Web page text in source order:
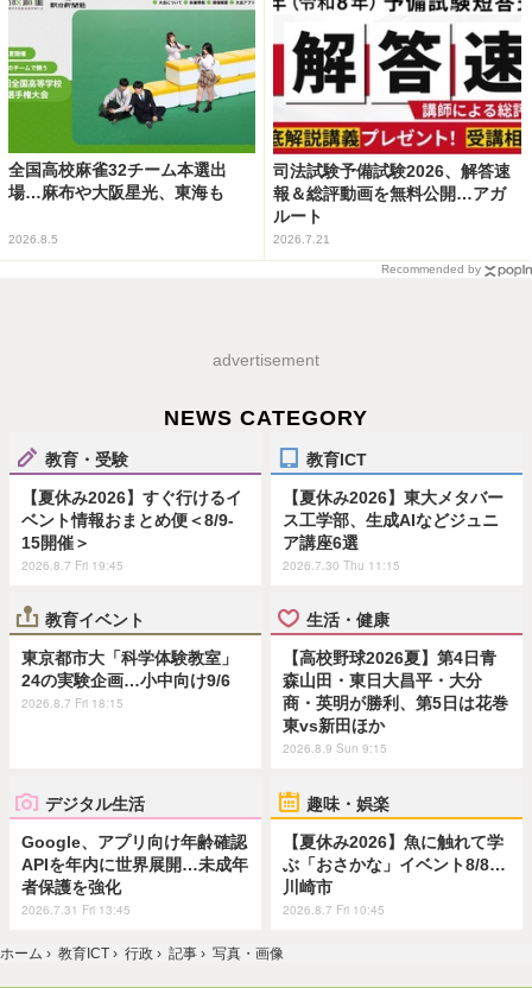
全国高校麻雀32チーム本選出
場…麻布や大阪星光、東海も
2026.8.5
司法試験予備試験2026、解答速
報＆総評動画を無料公開…アガ
ルート
2026.7.21
Recommended by
advertisement
NEWS CATEGORY
教育・受験
【夏休み2026】すぐ行けるイ
ベント情報おまとめ便＜8/9-
15開催＞
2026.8.7 Fri 19:45
教育ICT
【夏休み2026】東大メタバー
ス工学部、生成AIなどジュニ
ア講座6選
2026.7.30 Thu 11:15
教育イベント
東京都市大「科学体験教室」
24の実験企画…小中向け9/6
2026.8.7 Fri 18:15
生活・健康
【高校野球2026夏】第4日青
森山田・東日大昌平・大分
商・英明が勝利、第5日は花巻
東vs新田ほか
2026.8.9 Sun 9:15
デジタル生活
Google、アプリ向け年齢確認
APIを年内に世界展開…未成年
者保護を強化
2026.7.31 Fri 13:45
趣味・娯楽
【夏休み2026】魚に触れて学
ぶ「おさかな」イベント8/8…
川崎市
2026.8.7 Fri 10:45
ホーム › 教育ICT › 行政 › 記事 › 写真・画像